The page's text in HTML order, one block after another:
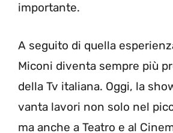
importante.
A seguito di quella
Miconi diventa sempre più
della Tv italiana. Oggi, la
vanta lavori non solo nel
ma anche a Teatro e al